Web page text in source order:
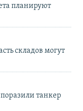
планируют
складов могут
танкер